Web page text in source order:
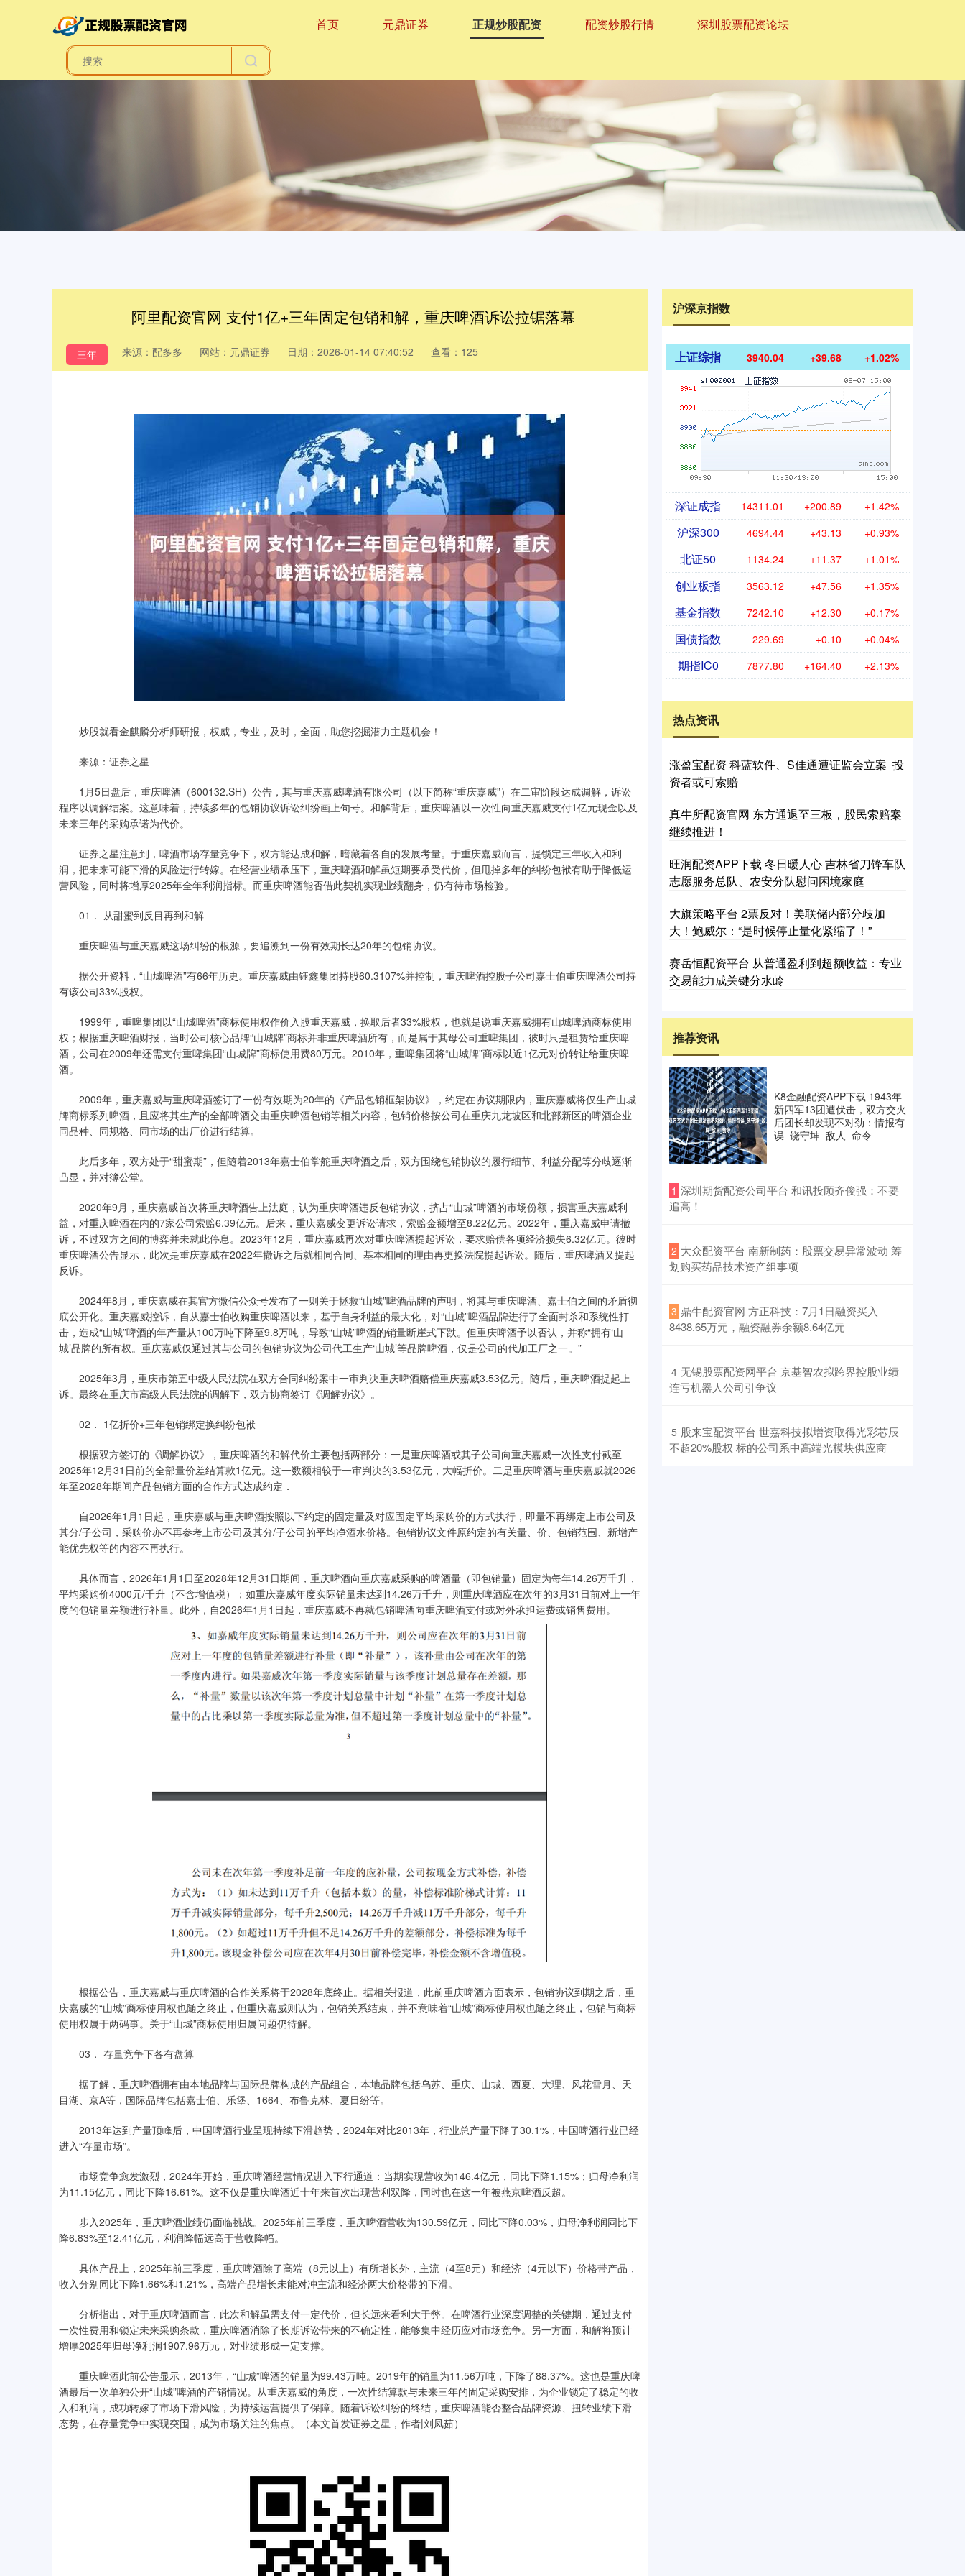
首页 元鼎证券 正规炒股配资 配资炒股行情 深圳股票配资论坛
阿里配资官网 支付1亿+三年固定包销和解，重庆啤酒诉讼拉锯落幕
三年 来源：配多多 网站：元鼎证券 日期：2026-01-14 07:40:52 查看：125
炒股就看金麒麟分析师研报，权威，专业，及时，全面，助您挖掘潜力主题机会！
来源：证券之星
1月5日盘后，重庆啤酒（600132.SH）公告，其与重庆嘉威啤酒有限公司（以下简称“重庆嘉威”）在二审阶段达成调解，诉讼
程序以调解结案。这意味着，持续多年的包销协议诉讼纠纷画上句号。和解背后，重庆啤酒以一次性向重庆嘉威支付1亿元现金以及
未来三年的采购承诺为代价。
证券之星注意到，啤酒市场存量竞争下，双方能达成和解，暗藏着各自的发展考量。于重庆嘉威而言，提锁定三年收入和利
润，把未来可能下滑的风险进行转嫁。在经营业绩承压下，重庆啤酒和解虽短期要承受代价，但甩掉多年的纠纷包袱有助于降低运
营风险，同时将增厚2025年全年利润指标。而重庆啤酒能否借此契机实现业绩翻身，仍有待市场检验。
01． 从甜蜜到反目再到和解
重庆啤酒与重庆嘉威这场纠纷的根源，要追溯到一份有效期长达20年的包销协议。
据公开资料，“山城啤酒”有66年历史。重庆嘉威由钰鑫集团持股60.3107%并控制，重庆啤酒控股子公司嘉士伯重庆啤酒公司持
有该公司33%股权。
1999年，重啤集团以“山城啤酒”商标使用权作价入股重庆嘉威，换取后者33%股权，也就是说重庆嘉威拥有山城啤酒商标使用
权；根据重庆啤酒财报，当时公司核心品牌“山城牌”商标并非重庆啤酒所有，而是属于其母公司重啤集团，彼时只是租赁给重庆啤
酒，公司在2009年还需支付重啤集团“山城牌”商标使用费80万元。2010年，重啤集团将“山城牌”商标以近1亿元对价转让给重庆啤
酒。
2009年，重庆嘉威与重庆啤酒签订了一份有效期为20年的《产品包销框架协议》，约定在协议期限内，重庆嘉威将仅生产山城
牌商标系列啤酒，且应将其生产的全部啤酒交由重庆啤酒包销等相关内容，包销价格按公司在重庆九龙坡区和北部新区的啤酒企业
同品种、同规格、同市场的出厂价进行结算。
此后多年，双方处于“甜蜜期”，但随着2013年嘉士伯掌舵重庆啤酒之后，双方围绕包销协议的履行细节、利益分配等分歧逐渐
凸显，并对簿公堂。
2020年9月，重庆嘉威首次将重庆啤酒告上法庭，认为重庆啤酒违反包销协议，挤占“山城”啤酒的市场份额，损害重庆嘉威利
益，对重庆啤酒在内的7家公司索赔6.39亿元。后来，重庆嘉威变更诉讼请求，索赔金额增至8.22亿元。2022年，重庆嘉威申请撤
诉，不过双方之间的博弈并未就此停息。2023年12月，重庆嘉威再次对重庆啤酒提起诉讼，要求赔偿各项经济损失6.32亿元。彼时
重庆啤酒公告显示，此次是重庆嘉威在2022年撤诉之后就相同合同、基本相同的理由再更换法院提起诉讼。随后，重庆啤酒又提起
反诉。
2024年8月，重庆嘉威在其官方微信公众号发布了一则关于拯救“山城”啤酒品牌的声明，将其与重庆啤酒、嘉士伯之间的矛盾彻
底公开化。重庆嘉威控诉，自从嘉士伯收购重庆啤酒以来，基于自身利益的最大化，对“山城”啤酒品牌进行了全面封杀和系统性打
击，造成“山城”啤酒的年产量从100万吨下降至9.8万吨，导致“山城”啤酒的销量断崖式下跌。但重庆啤酒予以否认，并称“拥有‘山
城’品牌的所有权。重庆嘉威仅通过其与公司的包销协议为公司代工生产‘山城’等品牌啤酒，仅是公司的代加工厂之一。”
2025年3月，重庆市第五中级人民法院在双方合同纠纷案中一审判决重庆啤酒赔偿重庆嘉威3.53亿元。随后，重庆啤酒提起上
诉。最终在重庆市高级人民法院的调解下，双方协商签订《调解协议》。
02． 1亿折价+三年包销绑定换纠纷包袱
根据双方签订的《调解协议》，重庆啤酒的和解代价主要包括两部分：一是重庆啤酒或其子公司向重庆嘉威一次性支付截至
2025年12月31日前的全部量价差结算款1亿元。这一数额相较于一审判决的3.53亿元，大幅折价。二是重庆啤酒与重庆嘉威就2026
年至2028年期间产品包销方面的合作方式达成约定．
自2026年1月1日起，重庆嘉威与重庆啤酒按照以下约定的固定量及对应固定平均采购价的方式执行，即量不再绑定上市公司及
其分/子公司，采购价亦不再参考上市公司及其分/子公司的平均净酒水价格。包销协议文件原约定的有关量、价、包销范围、新增产
能优先权等的内容不再执行。
具体而言，2026年1月1日至2028年12月31日期间，重庆啤酒向重庆嘉威采购的啤酒量（即包销量）固定为每年14.26万千升，
平均采购价4000元/千升（不含增值税）；如重庆嘉威年度实际销量未达到14.26万千升，则重庆啤酒应在次年的3月31日前对上一年
度的包销量差额进行补量。此外，自2026年1月1日起，重庆嘉威不再就包销啤酒向重庆啤酒支付或对外承担运费或销售费用。
根据公告，重庆嘉威与重庆啤酒的合作关系将于2028年底终止。据相关报道，此前重庆啤酒方面表示，包销协议到期之后，重
庆嘉威的“山城”商标使用权也随之终止，但重庆嘉威则认为，包销关系结束，并不意味着“山城”商标使用权也随之终止，包销与商标
使用权属于两码事。关于“山城”商标使用归属问题仍待解。
03． 存量竞争下各有盘算
据了解，重庆啤酒拥有由本地品牌与国际品牌构成的产品组合，本地品牌包括乌苏、重庆、山城、西夏、大理、风花雪月、天
目湖、京A等，国际品牌包括嘉士伯、乐堡、1664、布鲁克林、夏日纷等。
2013年达到产量顶峰后，中国啤酒行业呈现持续下滑趋势，2024年对比2013年，行业总产量下降了30.1%，中国啤酒行业已经
进入“存量市场”。
市场竞争愈发激烈，2024年开始，重庆啤酒经营情况进入下行通道：当期实现营收为146.4亿元，同比下降1.15%；归母净利润
为11.15亿元，同比下降16.61%。这不仅是重庆啤酒近十年来首次出现营利双降，同时也在这一年被燕京啤酒反超。
步入2025年，重庆啤酒业绩仍面临挑战。2025年前三季度，重庆啤酒营收为130.59亿元，同比下降0.03%，归母净利润同比下
降6.83%至12.41亿元，利润降幅远高于营收降幅。
具体产品上，2025年前三季度，重庆啤酒除了高端（8元以上）有所增长外，主流（4至8元）和经济（4元以下）价格带产品，
收入分别同比下降1.66%和1.21%，高端产品增长未能对冲主流和经济两大价格带的下滑。
分析指出，对于重庆啤酒而言，此次和解虽需支付一定代价，但长远来看利大于弊。在啤酒行业深度调整的关键期，通过支付
一次性费用和锁定未来采购条款，重庆啤酒消除了长期诉讼带来的不确定性，能够集中经历应对市场竞争。另一方面，和解将预计
增厚2025年归母净利润1907.96万元，对业绩形成一定支撑。
重庆啤酒此前公告显示，2013年，“山城”啤酒的销量为99.43万吨。2019年的销量为11.56万吨，下降了88.37%。这也是重庆啤
酒最后一次单独公开“山城”啤酒的产销情况。从重庆嘉威的角度，一次性结算款与未来三年的固定采购安排，为企业锁定了稳定的收
入和利润，成功转嫁了市场下滑风险，为持续运营提供了保障。随着诉讼纠纷的终结，重庆啤酒能否整合品牌资源、扭转业绩下滑
态势，在存量竞争中实现突围，成为市场关注的焦点。（本文首发证券之星，作者|刘凤茹）
沪深京指数
上证综指 3940.04 +39.68 +1.02%
深证成指 14311.01 +200.89 +1.42%
沪深300 4694.44 +43.13 +0.93%
北证50 1134.24 +11.37 +1.01%
创业板指 3563.12 +47.56 +1.35%
基金指数 7242.10 +12.30 +0.17%
国债指数 229.69 +0.10 +0.04%
期指IC0 7877.80 +164.40 +2.13%
热点资讯
涨盈宝配资 科蓝软件、S佳通遭证监会立案 投
资者或可索赔
真牛所配资官网 东方通退至三板，股民索赔案
继续推进！
旺润配资APP下载 冬日暖人心 吉林省刀锋车队
志愿服务总队、农安分队慰问困境家庭
大旗策略平台 2票反对！美联储内部分歧加
大！鲍威尔：“是时候停止量化紧缩了！”
赛岳恒配资平台 从普通盈利到超额收益：专业
交易能力成关键分水岭
推荐资讯
K8金融配资APP下载 1943年
新四军13团遭伏击，双方交火
后团长却发现不对劲：情报有
误_饶守坤_敌人_命令
1 ​深圳期货配资公司平台 和讯投顾齐俊强：不要
追高！
2 ​大众配资平台 南新制药：股票交易异常波动 筹
划购买药品技术资产组事项
3 ​鼎牛配资官网 方正科技：7月1日融资买入
8438.65万元，融资融券余额8.64亿元
4 ​无锡股票配资网平台 京基智农拟跨界控股业绩
连亏机器人公司引争议
5 ​股来宝配资平台 世嘉科技拟增资取得光彩芯辰
不超20%股权 标的公司系中高端光模块供应商